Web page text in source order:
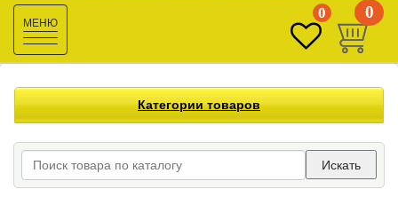
Toggle
navigation
0 0
Категории товаров
Искать